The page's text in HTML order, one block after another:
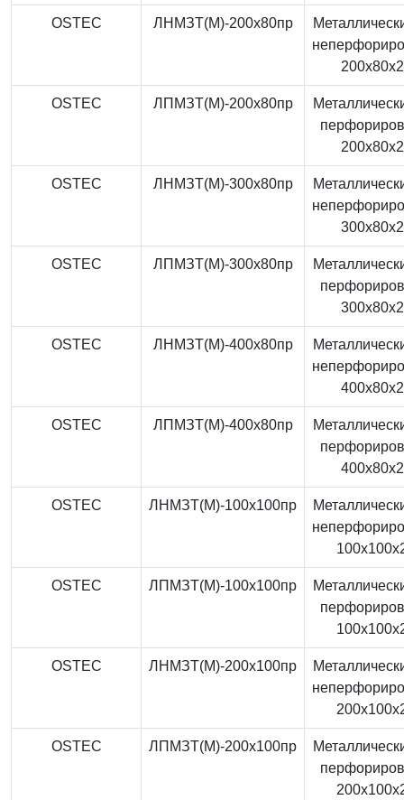
OSTEC ЛНМЗТ(М)-200x80пр
OSTEC ЛПМЗТ(М)-200x80пр
OSTEC ЛНМЗТ(М)-300x80пр
OSTEC ЛПМЗТ(М)-300x80пр
OSTEC ЛНМЗТ(М)-400x80пр
OSTEC ЛПМЗТ(М)-400x80пр
OSTEC ЛНМЗТ(М)-100x100пр
OSTEC ЛПМЗТ(М)-100x100пр
OSTEC ЛНМЗТ(М)-200x100пр
OSTEC ЛПМЗТ(М)-200x100пр